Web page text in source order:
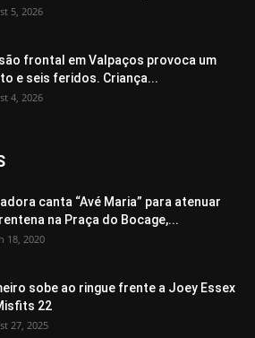
5, 2026
frontal em Valpaços provoca um
e seis feridos. Criança...
4, 2026
canta “Avé Maria” para atenuar
na Praça do Bocage,...
18, 2020
sobe ao ringue frente a Joey Essex
22
27, 2025